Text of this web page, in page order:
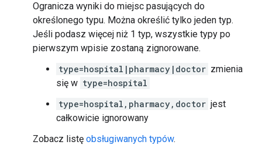
Ogranicza wyniki do miejsc pasujących do
określonego typu. Można określić tylko jeden typ.
Jeśli podasz więcej niż 1 typ, wszystkie typy po
pierwszym wpisie zostaną zignorowane.
type=hospital|pharmacy|doctor zmienia
się w type=hospital
type=hospital,pharmacy,doctor jest
całkowicie ignorowany
Zobacz listę obsługiwanych typów.